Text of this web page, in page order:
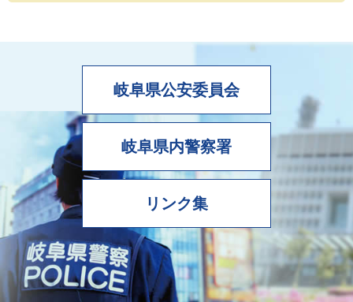
岐阜県公安委員会
岐阜県内警察署
リンク集